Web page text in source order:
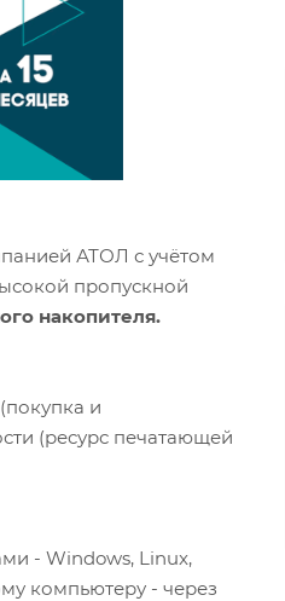
АТОЛ с учётом
пропускной
накопителя.
и
(ресурс печатающей
- Windows, Linux,
компьютеру - через